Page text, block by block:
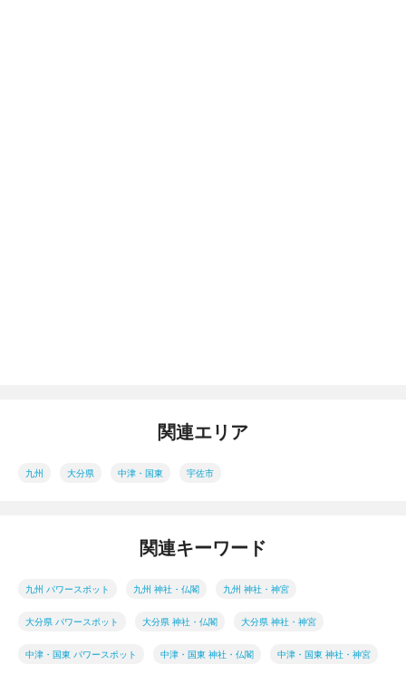
関連エリア
九州 大分県 中津・国東 宇佐市
関連キーワード
九州 パワースポット 九州 神社・仏閣 九州 神社・神宮
大分県 パワースポット 大分県 神社・仏閣 大分県 神社・神宮
中津・国東 パワースポット 中津・国東 神社・仏閣 中津・国東 神社・神宮